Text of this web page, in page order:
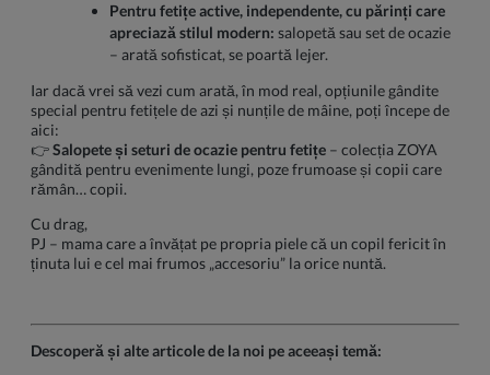
Pentru fetițe active, independente, cu părinți care
apreciază stilul modern: salopetă sau set de ocazie
– arată sofisticat, se poartă lejer.
Iar dacă vrei să vezi cum arată, în mod real, opțiunile gândite
special pentru fetițele de azi și nunțile de mâine, poți începe de
aici:
👉Salopete și seturi de ocazie pentru fetițe – colecția ZOYA
gândită pentru evenimente lungi, poze frumoase și copii care
rămân… copii.
Cu drag,
PJ – mama care a învățat pe propria piele că un copil fericit în
ținuta lui e cel mai frumos „accesoriu” la orice nuntă.
Descoperă și alte articole de la noi pe aceeași temă: